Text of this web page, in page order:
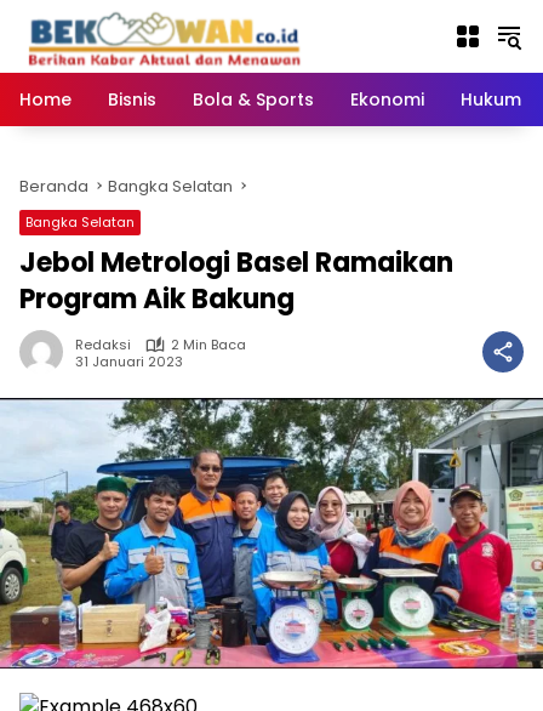
konten
Home
Bisnis Bola & Sports Ekonomi Hukum
Beranda Bangka Selatan
Bangka Selatan
Jebol Metrologi Basel Ramaikan
Program Aik Bakung
Redaksi
2 Min Baca
31 Januari 2023